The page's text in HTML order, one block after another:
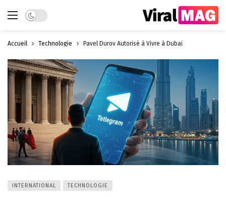
Dark mode
Accueil Technologie Pavel Durov Autorisé à Vivre à Dubaï
INTERNATIONAL TECHNOLOGIE